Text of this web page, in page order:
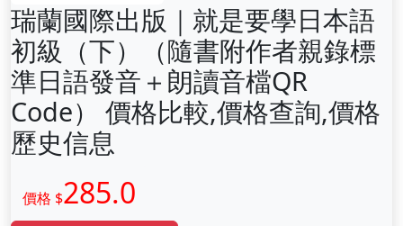
瑞蘭國際出版｜就是要學日本語
初級（下）（隨書附作者親錄標
準日語發音＋朗讀音檔QR
Code） 價格比較,價格查詢,價格
歷史信息
價格 $285.0